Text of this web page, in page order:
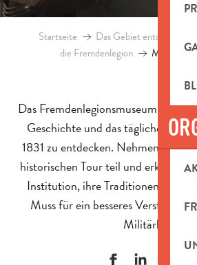
Startseite Das Gebiet entdecken
die Fremdenlegion
Museum
Das Fremdenlegionsmuseum in
Geschichte und das tägliche
1831 zu entdecken. Nehmen Sie an
historischen Tour teil und erkunden
Institution, ihre Traditionen und
Muss für ein besseres Verständnis
Militärkorps.